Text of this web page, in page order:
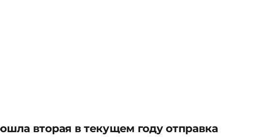
вторая в текущем году отправка